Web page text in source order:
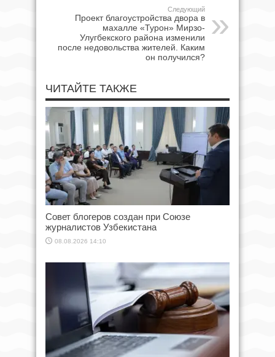
Следующий
Проект благоустройства двора в
махалле «Турон» Мирзо-
Улугбекского района изменили
после недовольства жителей. Каким
он получился?
ЧИТАЙТЕ ТАКЖЕ
Совет блогеров создан при Союзе
журналистов Узбекистана
08.08.2026 14:10